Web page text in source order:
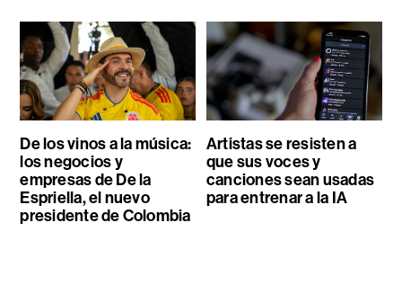
De los vinos a la música:
los negocios y
empresas de De la
Espriella, el nuevo
presidente de Colombia
Artistas se resisten a
que sus voces y
canciones sean usadas
para entrenar a la IA